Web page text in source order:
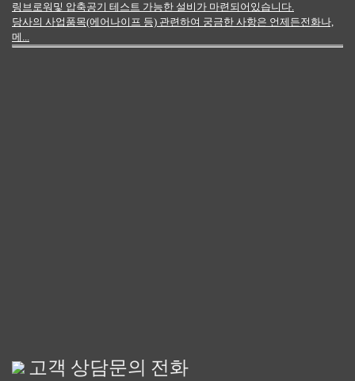
링브로워및 압축공기 테스트 가능한 설비가 마련되어있습니다.
당사의 사업품목(에어나이프 등) 관련하여 궁금한 사항은 언제든전화나,
메...
고객 상담문의 전화